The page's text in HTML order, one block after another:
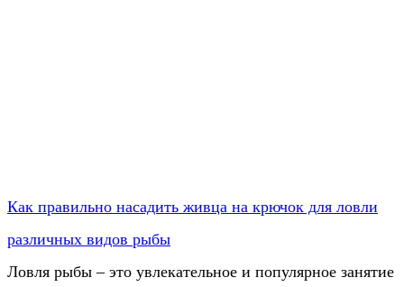
Как правильно насадить живца на крючок для ловли
различных видов рыбы
Ловля рыбы – это увлекательное и популярное занятие